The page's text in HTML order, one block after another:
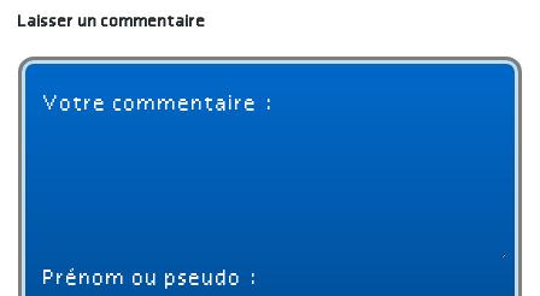
Laisser un commentaire